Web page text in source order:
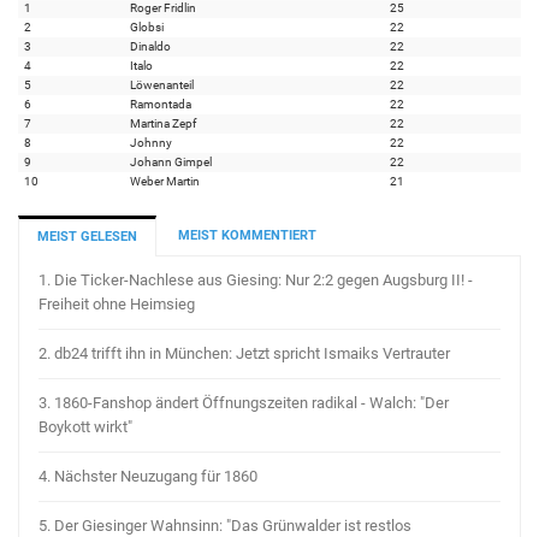
1
Roger Fridlin
25
2
Globsi
22
3
Dinaldo
22
4
Italo
22
5
Löwenanteil
22
6
Ramontada
22
7
Martina Zepf
22
8
Johnny
22
9
Johann Gimpel
22
10
Weber Martin 21
MEIST GELESEN MEIST KOMMENTIERT
1. Die Ticker-Nachlese aus Giesing: Nur 2:2 gegen Augsburg II! -
Freiheit ohne Heimsieg
2. db24 trifft ihn in München: Jetzt spricht Ismaiks Vertrauter
3. 1860-Fanshop ändert Öffnungszeiten radikal - Walch: "Der
Boykott wirkt"
4. Nächster Neuzugang für 1860
5. Der Giesinger Wahnsinn: "Das Grünwalder ist restlos